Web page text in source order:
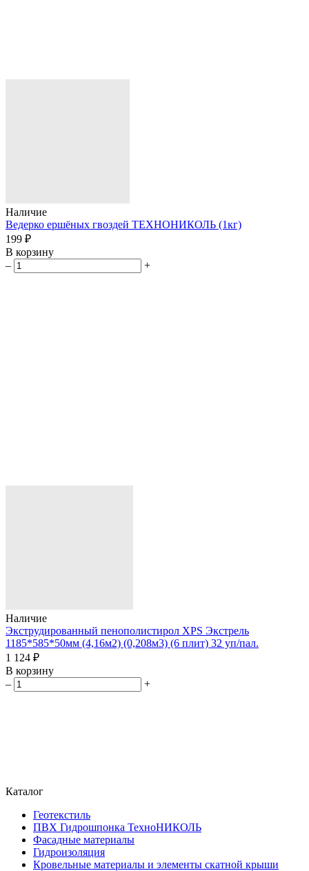
Наличие
Ведерко ершёных гвоздей ТЕХНОНИКОЛЬ (1кг)
199 ₽
В корзину
–
+
Наличие
Экструдированный пенополистирол XPS Экстрель
1185*585*50мм (4,16м2) (0,208м3) (6 плит) 32 уп/пал.
1 124 ₽
В корзину
–
+
Каталог
Геотекстиль
ПВХ Гидрошпонка ТехноНИКОЛЬ
Фасадные материалы
Гидроизоляция
Кровельные материалы и элементы скатной крыши